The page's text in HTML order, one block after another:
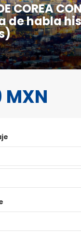
COREA
de habla